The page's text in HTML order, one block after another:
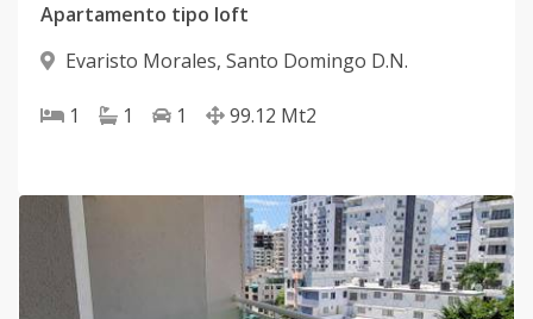
Apartamento tipo loft
Evaristo Morales, Santo Domingo D.N.
1 1 1 99.12 Mt2